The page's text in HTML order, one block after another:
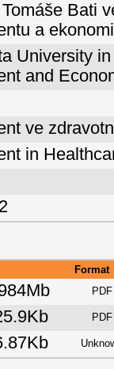
Bati
a
University
and
ve
in
Format
PDF
PDF